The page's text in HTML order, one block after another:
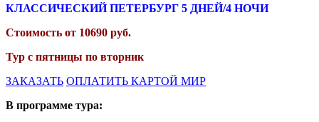
КЛАССИЧЕСКИЙ ПЕТЕРБУРГ 5 ДНЕЙ/4 НОЧИ
Стоимость от 10690 руб.
Тур с пятницы по вторник
ЗАКАЗАТЬ ОПЛАТИТЬ КАРТОЙ МИР
В программе тура: